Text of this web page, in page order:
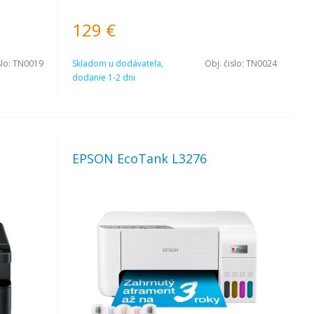
TN0019
129 €
Skladom u dodávateľa,
dodanie 1-2 dni
Obj. čislo: TN0024
EPSON EcoTank L3276